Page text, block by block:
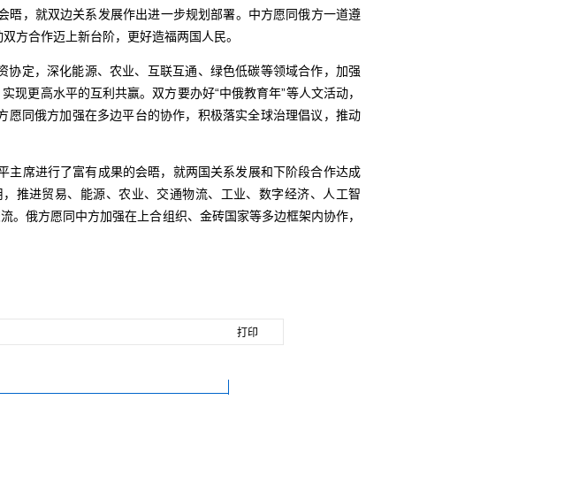
晤，就双边关系发展作出进一步规划部署。中方愿同俄方一道遵
方合作迈上新台阶，更好造福两国人民。
定，深化能源、农业、互联互通、绿色低碳等领域合作，加强
现更高水平的互利共赢。双方要办好“中俄教育年”等人文活动，
同俄方加强在多边平台的协作，积极落实全球治理倡议，推动
席进行了富有成果的会晤，就两国关系发展和下阶段合作达成
推进贸易、能源、农业、交通物流、工业、数字经济、人工智
。俄方愿同中方加强在上合组织、金砖国家等多边框架内协作，
打印